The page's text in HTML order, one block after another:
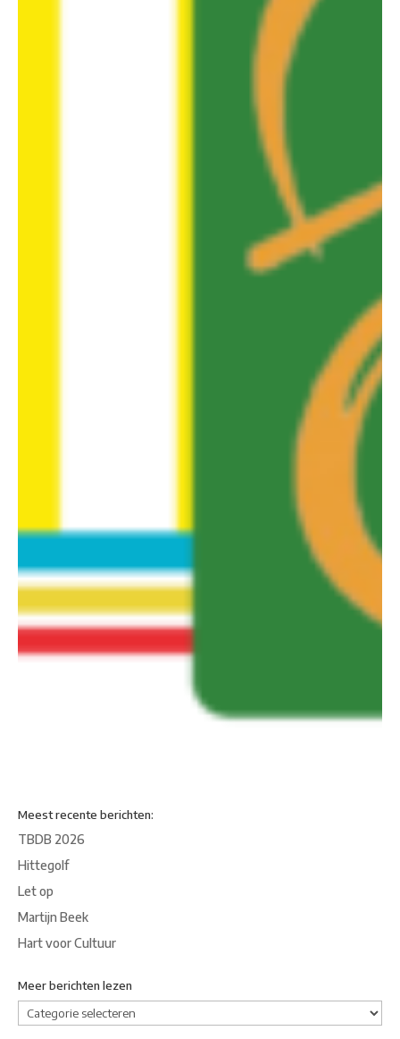
Meest recente berichten:
TBDB 2026
Hittegolf
Let op
Martijn Beek
Hart voor Cultuur
Meer berichten lezen
Meer
berichten